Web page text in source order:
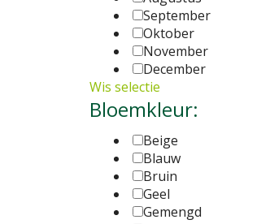
September
Oktober
November
December
Wis selectie
Bloemkleur:
Beige
Blauw
Bruin
Geel
Gemengd